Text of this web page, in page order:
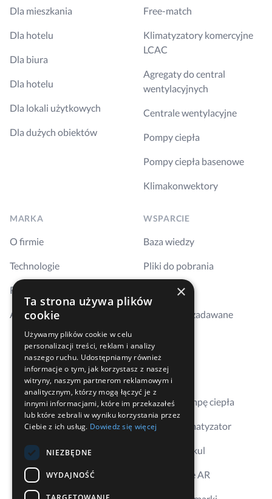
Dla mieszkania
Dla hotelu
Dla biura
Dla hotelu
Dla lokali użytkowych
Dla dużych obiektów
Free-match
Klimatyzatory komercyjne
LCAC
Agregaty do central
wentylacyjnych
Centrale wentylacyjne
Pompy ciepła
Pompy ciepła basenowe
Klimakonwektory
MARKA
O firmie
Technologie
Realizacje
Aktualności
WSPARCIE
Baza wiedzy
Pliki do pobrania
Szkolenia
Najczęściej zadawane
Kontakt
Gdzie kupić
Dobierz pompę ciepła
Dobierz klimatyzator
Aplikacja Erkul
Wizualizacje AR
×
Ta strona używa plików
cookie
Używamy plików cookie w celu
personalizacji treści, reklam i analizy
naszego ruchu. Udostępniamy również
informacje o tym, jak korzystasz z naszej
witryny, naszym partnerom reklamowym i
analitycznym, którzy mogą łączyć je z
innymi informacjami, które im przekazałeś
lub które zebrali w wyniku korzystania przez
Ciebie z ich usług. Dowiedz się więcej
NIEZBĘDNE
WYDAJNOŚĆ